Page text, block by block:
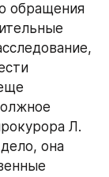
обращения
Л.
она